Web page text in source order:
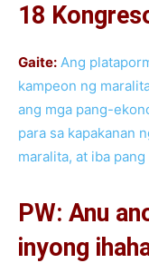
18
Gaite: Ang
kampeon ng
ang mga pang-
para sa kapakanan
maralita, at iba
PW: Anu
inyong